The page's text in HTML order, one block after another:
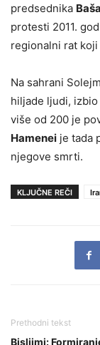
predsednika
protesti 2011.
regionalni rat
Na sahrani
hiljade ljudi,
više od 200 je
Hamenei je tada
njegove smrti.
KLJUČNE REČI
Prethodni tekst
Bisljimi: